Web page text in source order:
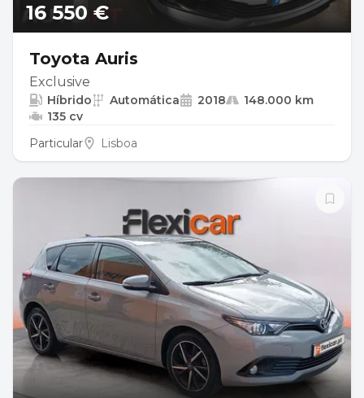
16 550 €
Toyota Auris
Exclusive
Híbrido Automática 2018
148.000 km
135 cv
Particular
Lisboa